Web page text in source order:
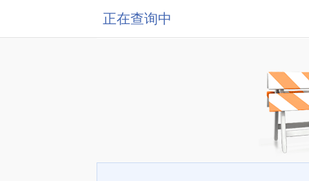
正在查询中